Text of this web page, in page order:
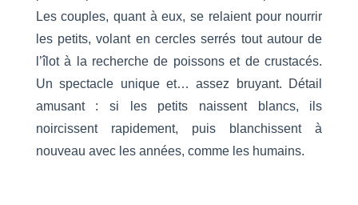
Les couples, quant à eux, se relaient pour nourrir
les petits, volant en cercles serrés tout autour de
l’îlot à la recherche de poissons et de crustacés.
Un spectacle unique et… assez bruyant. Détail
amusant : si les petits naissent blancs, ils
noircissent rapidement, puis blanchissent à
nouveau avec les années, comme les humains.